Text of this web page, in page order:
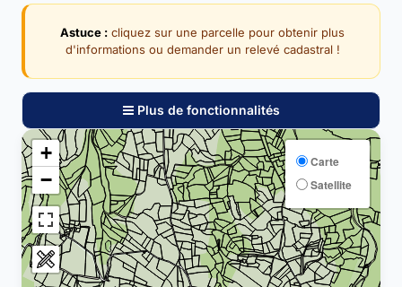
Astuce : cliquez sur une parcelle pour obtenir plus
d'informations ou demander un relevé cadastral !
Plus de fonctionnalités
+
−
Carte
Satellite